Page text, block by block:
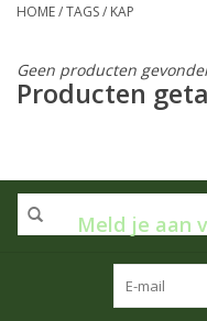
Hygiëne & opslag
Grondstoffen &
HOME/TAGS/ KAP
Geen producten
Producten
Meld je aan